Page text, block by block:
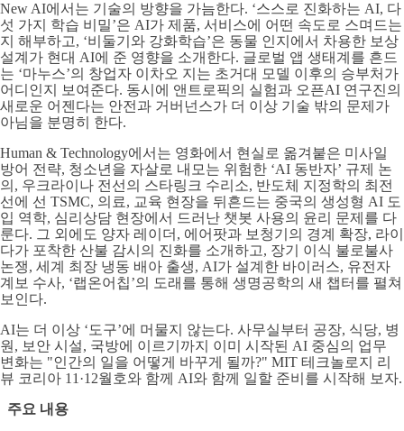
New AI에서는 기술의 방향을 가늠한다. ‘스스로 진화하는 AI, 다
섯 가지 학습 비밀’은 AI가 제품, 서비스에 어떤 속도로 스며드는
지 해부하고, ‘비둘기와 강화학습’은 동물 인지에서 차용한 보상
설계가 현대 AI에 준 영향을 소개한다. 글로벌 앱 생태계를 흔드
는 ‘마누스’의 창업자 이차오 지는 초거대 모델 이후의 승부처가
어디인지 보여준다. 동시에 앤트로픽의 실험과 오픈AI 연구진의
새로운 어젠다는 안전과 거버넌스가 더 이상 기술 밖의 문제가
아님을 분명히 한다.
Human & Technology에서는 영화에서 현실로 옮겨붙은 미사일
방어 전략, 청소년을 자살로 내모는 위험한 ‘AI 동반자’ 규제 논
의, 우크라이나 전선의 스타링크 수리소, 반도체 지정학의 최전
선에 선 TSMC, 의료, 교육 현장을 뒤흔드는 중국의 생성형 AI 도
입 역학, 심리상담 현장에서 드러난 챗봇 사용의 윤리 문제를 다
룬다. 그 외에도 양자 레이더, 에어팟과 보청기의 경계 확장, 라이
다가 포착한 산불 감시의 진화를 소개하고, 장기 이식 불로불사
논쟁, 세계 최장 냉동 배아 출생, AI가 설계한 바이러스, 유전자
계보 수사, ‘랩온어칩’의 도래를 통해 생명공학의 새 챕터를 펼쳐
보인다.
AI는 더 이상 ‘도구’에 머물지 않는다. 사무실부터 공장, 식당, 병
원, 보안 시설, 국방에 이르기까지 이미 시작된 AI 중심의 업무
변화는 "인간의 일을 어떻게 바꾸게 될까?" MIT 테크놀로지 리
뷰 코리아 11·12월호와 함께 AI와 함께 일할 준비를 시작해 보자.
주요 내용